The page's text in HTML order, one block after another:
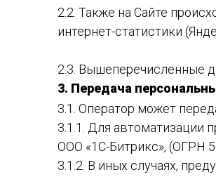
2.2. Также на Сайте
интернет-статистики
2.3. Вышеперечисленные
3. Передача
3.1. Оператор может
3.1.1. Для автоматизации
ООО «1С-Битрикс», (ОГРН
3.1.2. В иных случаях,